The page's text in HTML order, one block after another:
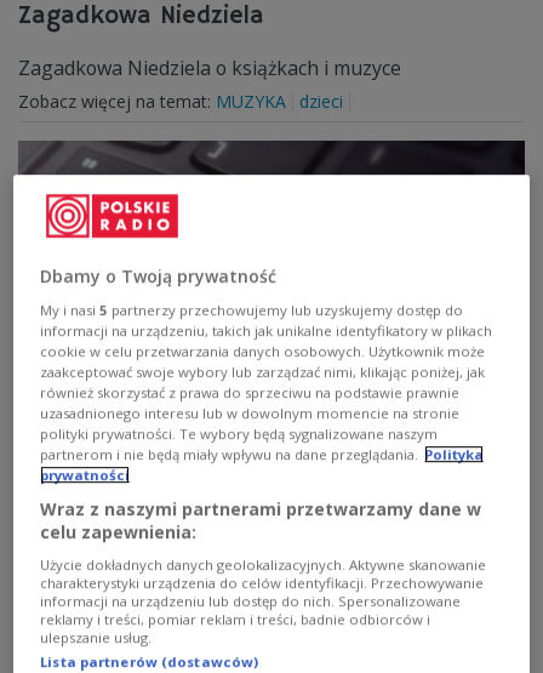
Zagadkowa Niedziela
Zagadkowa Niedziela o książkach i muzyce
Zobacz więcej na temat: MUZYKA dzieci
Jesteśmy w Chinach!
Chińczycy przywitali wczoraj Nowy Rok - Rok Szczura.
Na miejscu są Paweł Homa i Robert Kantereit, którzy
opowiedzą m.in. o Wielkim Murze. Ich relacje do 12.00.
Poza tym stałe pozycje w programie oraz plebiscyt
Srebrne Usta i wywiad-rzeka z profesorem
Władysławem Bartoszewskim.
Zobacz więcej na temat:Srebrne Usta
Władysław Bartoszewski Chiny Elvis Presley
Hey
Amy Macdonald
Dbamy o Twoją prywatność
My i nasi5 partnerzy przechowujemy lub uzyskujemy dostęp do
informacji na urządzeniu, takich jak unikalne identyfikatory w plikach
cookie w celu przetwarzania danych osobowych. Użytkownik może
zaakceptować swoje wybory lub zarządzać nimi, klikając poniżej, jak
również skorzystać z prawa do sprzeciwu na podstawie prawnie
uzasadnionego interesu lub w dowolnym momencie na stronie
polityki prywatności. Te wybory będą sygnalizowane naszym
partnerom i nie będą miały wpływu na dane przeglądania. Polityka
prywatności
Wraz z naszymi partnerami przetwarzamy dane w
celu zapewnienia:
Użycie dokładnych danych geolokalizacyjnych. Aktywne skanowanie
charakterystyki urządzenia do celów identyfikacji. Przechowywanie
informacji na urządzeniu lub dostęp do nich. Spersonalizowane
reklamy i treści, pomiar reklam i treści, badnie odbiorców i
ulepszanie usług.
Lista partnerów (dostawców)